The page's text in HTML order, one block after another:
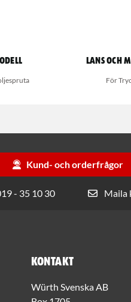
Lans och
För
Kund- och orderfrågor
- 35 10 30 Maila
Kontakt
Würth Svenska AB